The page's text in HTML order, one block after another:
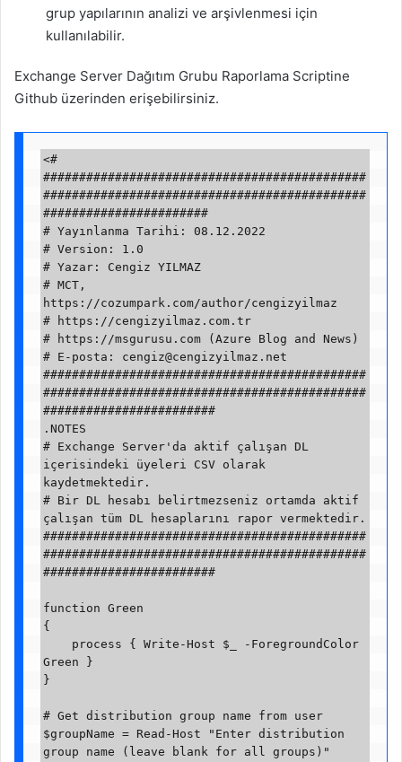
grup yapılarının analizi ve arşivlenmesi için
kullanılabilir.
Exchange Server Dağıtım Grubu Raporlama Scriptine
Github üzerinden erişebilirsiniz.
<#
#############################################
#############################################
#######################
# Yayınlanma Tarihi: 08.12.2022
# Version: 1.0
# Yazar: Cengiz YILMAZ
# MCT,
https://cozumpark.com/author/cengizyilmaz
# https://cengizyilmaz.com.tr
# https://msgurusu.com (Azure Blog and News)
# E-posta: cengiz@cengizyilmaz.net
#############################################
#############################################
########################
.NOTES
# Exchange Server'da aktif çalışan DL
içerisindeki üyeleri CSV olarak
kaydetmektedir.
# Bir DL hesabı belirtmezseniz ortamda aktif
çalışan tüm DL hesaplarını rapor vermektedir.
#############################################
#############################################
########################
function Green
{
Green }
}
# Get distribution group name from user
$groupName = Read-Host "Enter distribution
group name (leave blank for all groups)"